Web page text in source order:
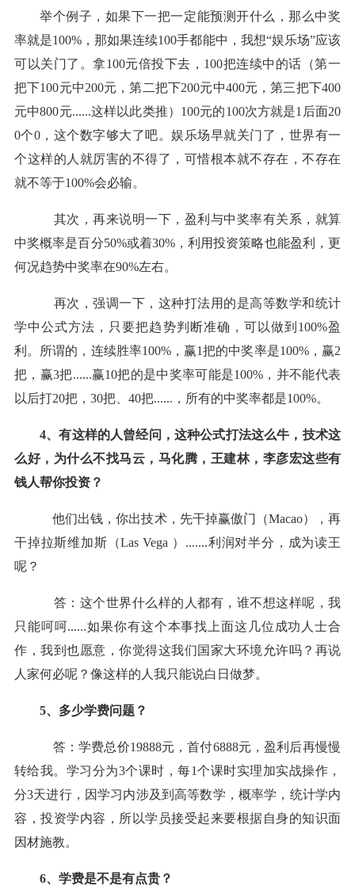
举个例子，如果下一把一定能预测开什么，那么中奖
率就是100%，那如果连续100手都能中，我想“娱乐场”应该
可以关门了。拿100元倍投下去，100把连续中的话（第一
把下100元中200元，第二把下200元中400元，第三把下400
元中800元......这样以此类推）100元的100次方就是1后面20
0个0，这个数字够大了吧。娱乐场早就关门了，世界有一
个这样的人就厉害的不得了，可惜根本就不存在，不存在
就不等于100%会必输。
其次，再来说明一下，盈利与中奖率有关系，就算
中奖概率是百分50%或着30%，利用投资策略也能盈利，更
何况趋势中奖率在90%左右。
再次，强调一下，这种打法用的是高等数学和统计
学中公式方法，只要把趋势判断准确，可以做到100%盈
利。所谓的，连续胜率100%， 赢1把的中奖率是100%， 赢2
把， 赢3把......赢10把的是中奖率可能是100%，并不能代表
以后打20把，30把、40把......，所有的中奖率都是100%。
4、有这样的人曾经问，这种公式打法这么牛，技术这
么好，为什么不找马云，马化腾，王建林，李彦宏这些有
钱人帮你投资？
他们出钱，你出技术，先干掉赢傲门（Macao），再
干掉拉斯维加斯（Las Vega ）.......利润对半分，成为读王
呢？
答：这个世界什么样的人都有，谁不想这样呢，我
只能呵呵......如果你有这个本事找上面这几位成功人士合
作，我到也愿意，你觉得这我们国家大环境允许吗？再说
人家何必呢？像这样的人我只能说白日做梦。
5、多少学费问题？
答：学费总价19888元，首付6888元，盈利后再慢慢
转给我。学习分为3个课时，每1个课时实理加实战操作，
分3天进行，因学习内涉及到高等数学，概率学，统计学内
容，投资学内容，所以学员接受起来要根据自身的知识面
因材施教。
6、学费是不是有点贵？